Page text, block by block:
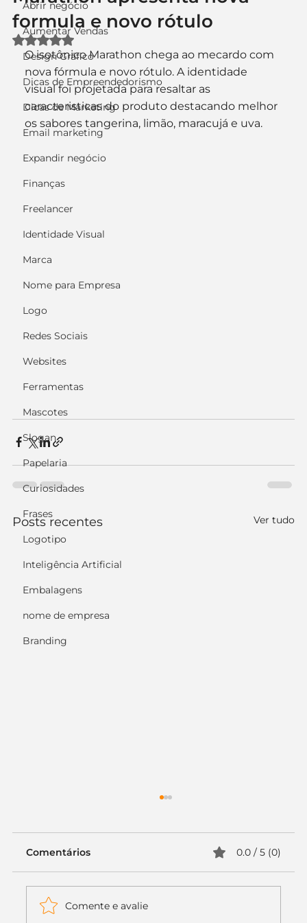
Abrir negócio
Aumentar Vendas
Design Gráfico
Dicas de Empreendedorismo
Dicas de Marketing
Email marketing
Expandir negócio
Finanças
Freelancer
Identidade Visual
Marca
Nome para Empresa
Logo
Redes Sociais
Websites
Ferramentas
Mascotes
Slogan
Papelaria
Curiosidades
Frases
Logotipo
Inteligência Artificial
Embalagens
nome de empresa
Branding
formula e novo rótulo
Avaliado com NaN de 5 estrelas.
O isotônico Marathon chega ao mecardo com
nova fórmula e novo rótulo. A identidade
visual foi projetada para resaltar as
caracteristicas do produto destacando melhor
os sabores tangerina, limão, maracujá e uva.
Posts recentes Ver tudo
Comentários 0.0 / 5 (0)
Comente e avalie